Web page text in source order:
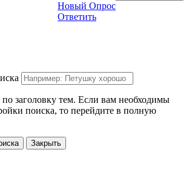
Новый Опрос
Ответить
заголовку тем. Если вам необходимы
поиска, то перейдите в полную
Закрыть